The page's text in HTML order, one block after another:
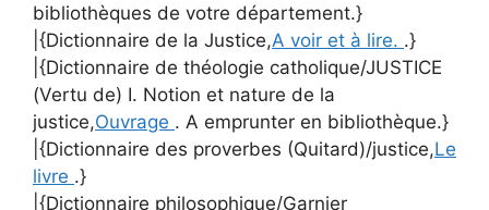
bibliothèques de votre département.}
|{Dictionnaire de la Justice,A voir et à lire. .}
|{Dictionnaire de théologie catholique/JUSTICE
(Vertu de) I. Notion et nature de la
justice,Ouvrage . A emprunter en bibliothèque.}
|{Dictionnaire des proverbes (Quitard)/justice,Le
livre .}
|{Dictionnaire philosophique/Garnier